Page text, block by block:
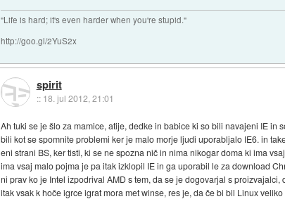
"Life is hard; it's even harder when you're stupid."
http://goo.gl/2YuS2x
spirit
:: 18. jul 2012, 21:01
Ah tuki se je šlo za mamice, atije, dedke in babice ki so bili navajeni IE in
bili kot se spomnite problemi ker je malo morje ljudi uporabljalo IE6. in
eni strani BS, ker tisti, ki se ne spozna nič in nima nikogar doma ki ima
ima vsaj malo pojma je pa itak izklopil IE in ga uporabil le za download
ni prav ko je Intel izpodrival AMD s tem, da se je dogovarjal s
itak vsak k hoče igrce igrat mora met winse, res je, da če bi bil Linux